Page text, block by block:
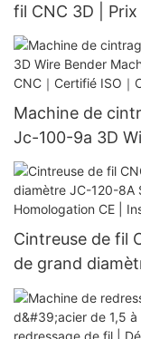
fil CNC 3D |
40 % d'énergie !
Machine de
Jc-100-9a 3D
cintrage
Cliquez
Cintreuse de fil
de grand
en acier
Installation